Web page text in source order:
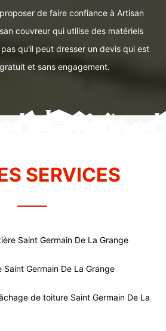
de faire confiance à Artisan
couvreur qui utilise des matériels
qu'il peut dresser un devis qui est
et sans engagement.
SERVICES
Saint Germain De La Grange
Germain De La Grange
de toiture Saint Germain De La